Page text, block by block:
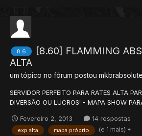
8.6
[8.60] FLAMMING
ALTA
um tópico no fórum postou mkbrabsolute
SERVIDOR PERFEITO PARA RATES ALTA
DIVERSÃO OU LUCROS! - MAPA SHOW
VIP - Eventos: BOMBERMAN LAST MAN
FUNCIONANDO 100%) SNAKE GAME TIC
Fevereiro 2, 2013 14 respostas
exp alta mapa próprio (e 1 mais)